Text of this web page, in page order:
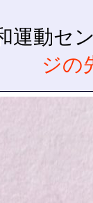
運動セ
ジの